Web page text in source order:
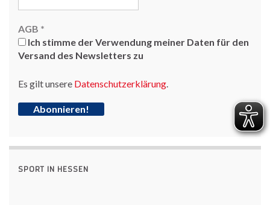
AGB *
Ich stimme der Verwendung meiner Daten für den
Versand des Newsletters zu
Es gilt unsere Datenschutzerklärung.
SPORT IN HESSEN